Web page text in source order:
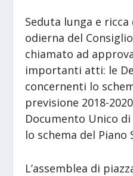
Seduta lunga e
odierna del
chiamato ad
importanti atti: le
concernenti lo
previsione 2018-
Documento Unico
lo schema del Piano
L’assemblea di